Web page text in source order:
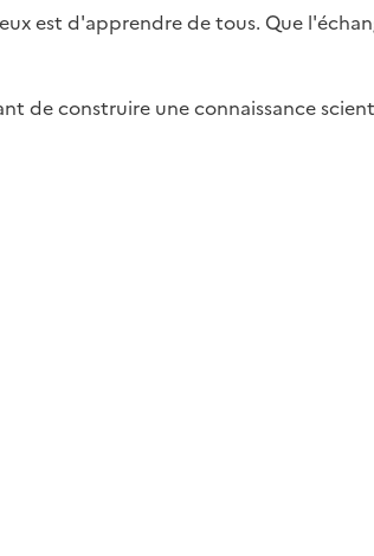
est d'apprendre de tous. Que
de construire une connaissance